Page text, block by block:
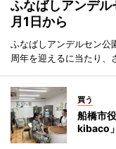
ふなばしアンデ
月1日から
ふなばしアンデルセン公
周年を迎えるに当たり、
買う
船橋市
kibaco